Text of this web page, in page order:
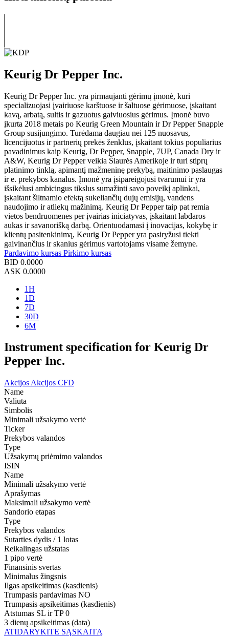
Keurig Dr Pepper Inc.
Keurig Dr Pepper Inc. yra pirmaujanti gėrimų įmonė, kuri
specializuojasi įvairiuose karštuose ir šaltuose gėrimuose, įskaitant
kavą, arbatą, sultis ir gazuotus gaiviuosius gėrimus. Įmonė buvo
įkurta 2018 metais po Keurig Green Mountain ir Dr Pepper Snapple
Group susijungimo. Turėdama daugiau nei 125 nuosavus,
licencijuotus ir partnerių prekės ženklus, įskaitant tokius populiarius
pavadinimus kaip Keurig, Dr Pepper, Snapple, 7UP, Canada Dry ir
A&W, Keurig Dr Pepper veikia Šiaurės Amerikoje ir turi stiprų
platinimo tinklą, apimantį mažmeninę prekybą, maitinimo paslaugas
ir e. prekybos kanalus. Įmonė yra įsipareigojusi tvarumui ir yra
išsikėlusi ambicingus tikslus sumažinti savo poveikį aplinkai,
įskaitant šiltnamio efektą sukeliančių dujų emisijų, vandens
naudojimo ir atliekų mažinimą. Keurig Dr Pepper taip pat remia
vietos bendruomenes per įvairias iniciatyvas, įskaitant labdaros
aukas ir savanorišką darbą. Orientuodamasi į inovacijas, kokybę ir
klientų pasitenkinimą, Keurig Dr Pepper yra pasiryžusi tiekti
gaivinančius ir skanius gėrimus vartotojams visame žemyne.
Pardavimo kursas Pirkimo kursas
BID 0.0000
ASK 0.0000
1H
1D
7D
30D
6M
Instrument specification for Keurig Dr
Pepper Inc.
Akcijos Akcijos CFD
Name
Valiuta
Simbolis
Minimali užsakymo vertė
Ticker
Prekybos valandos
Type
Užsakymų priėmimo valandos
ISIN
Name
Minimali užsakymo vertė
Aprašymas
Maksimali užsakymo vertė
Sandorio etapas
Type
Prekybos valandos
Sutarties dydis / 1 lotas
Reikalingas užstatas
1 pipo vertė
Finansinis svertas
Minimalus žingsnis
Ilgas apsikeitimas (kasdienis)
Trumpasis pardavimas NO
Trumpasis apsikeitimas (kasdienis)
Atstumas SL ir TP 0
3 dienų apsikeitimas (data)
ATIDARYKITE SĄSKAITĄ